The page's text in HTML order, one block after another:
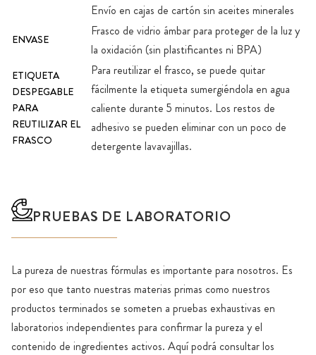
Envío en cajas de cartón sin aceites minerales
ENVASE
Frasco de vidrio ámbar para proteger de la luz y
la oxidación (sin plastificantes ni BPA)
ETIQUETA
DESPEGABLE
PARA
REUTILIZAR EL
FRASCO
Para reutilizar el frasco, se puede quitar
fácilmente la etiqueta sumergiéndola en agua
caliente durante 5 minutos. Los restos de
adhesivo se pueden eliminar con un poco de
detergente lavavajillas.
PRUEBAS DE LABORATORIO
La pureza de nuestras fórmulas es importante para nosotros. Es
por eso que tanto nuestras materias primas como nuestros
productos terminados se someten a pruebas exhaustivas en
laboratorios independientes para confirmar la pureza y el
contenido de ingredientes activos. Aquí podrá consultar los